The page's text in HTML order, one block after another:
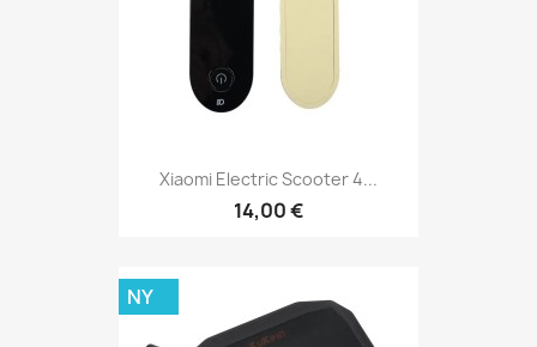
Xiaomi Electric Scooter 4...
14,00 €
NY